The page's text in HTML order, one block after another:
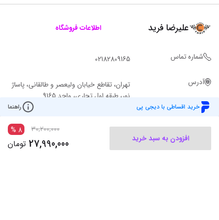
خرید اقساطی با دیجی پی راهنما
افزودن به سبد خرید
30,200,000
8
%
27,990,000 تومان
علیرضا فرید اطلاعات فروشگاه
شماره تماس 02182809165
آدرس
تهران، تقاطع خیابان ولیعصر و طالقانی، پاساژ
نور، طبقه اول تجاری، واحد 9165